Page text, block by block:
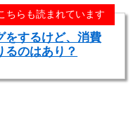
ちらも読まれています
をするけど、消費
るのはあり？